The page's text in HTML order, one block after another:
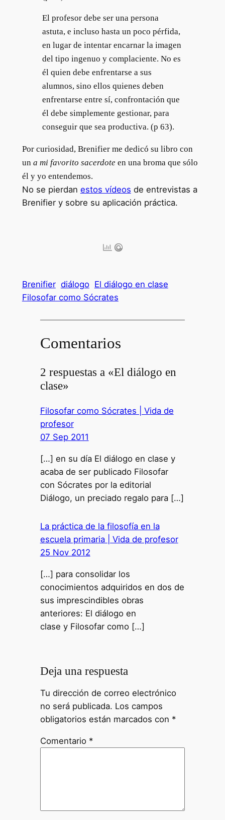
El profesor debe ser una persona
astuta, e incluso hasta un poco pérfida,
en lugar de intentar encarnar la imagen
del tipo ingenuo y complaciente. No es
él quien debe enfrentarse a sus
alumnos, sino ellos quienes deben
enfrentarse entre sí, confrontación que
él debe simplemente gestionar, para
conseguir que sea productiva. (p 63).
Por curiosidad, Brenifier me dedicó su libro con
un a mi favorito sacerdoteen una broma que sólo
él y yo entendemos.
No se pierdan estos vídeos de entrevistas a
Brenifier y sobre su aplicación práctica.
Brenifier diálogo El diálogo en clase
Filosofar como Sócrates
Comentarios
2 respuestas a «El diálogo en
clase»
Filosofar como Sócrates | Vida de
profesor
07 Sep 2011
[…] en su día El diálogo en clase y
acaba de ser publicado Filosofar
con Sócrates por la editorial
Diálogo, un preciado regalo para […]
La práctica de la filosofía en la
escuela primaria | Vida de profesor
25 Nov 2012
[…] para consolidar los
conocimientos adquiridos en dos de
sus imprescindibles obras
anteriores: El diálogo en
clase y Filosofar como […]
Deja una respuesta
Tu dirección de correo electrónico
no será publicada. Los campos
obligatorios están marcados con *
Comentario *